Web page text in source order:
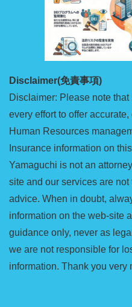
Disclaimer(免責事項)
Disclaimer: Please note
every effort to offer
Human Resources
Insurance information on
Yamaguchi is not an
site and our services are not
advice. When in doubt,
information on the web-site
guidance only, never as
we are not responsible for
information. Thank you very